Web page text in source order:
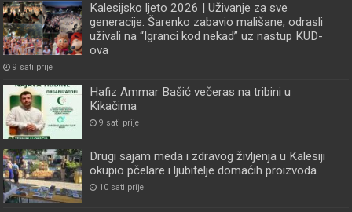
Kalesijsko ljeto 2026 | Uživanje za sve
generacije: Šarenko zabavio mališane, odrasli
uživali na “Igranci kod nekad” uz nastup KUD-
ova
9 sati prije
Hafiz Ammar Bašić večeras na tribini u
Kikačima
9 sati prije
Drugi sajam meda i zdravog življenja u Kalesiji
okupio pčelare i ljubitelje domaćih proizvoda
10 sati prije